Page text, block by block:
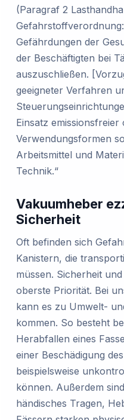
(Paragraf 2
Gefährdungen der
der Beschäftigten bei
auszuschließen.
geeigneter Verfahren
Einsatz
Verwendungsformen
Arbeitsmittel und
Technik.“
Vakuumheber
Sicherheit
Oft befinden sich
Kanistern, die
müssen. Sicherheit
oberste Priorität. Bei
kann es zu Umwelt-
kommen. So besteht
Herabfallen eines
einer Beschädigung
beispielsweise
können. Außerdem
händisches Tragen,